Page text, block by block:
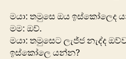
මයා: තමුසෙ ඔය ඉස්කෝලෙද
මම: ඔව්.
මයා: තමුසෙට ලැජ්ජ නැද්ද
ඉස්කෝලෙ යන්න?